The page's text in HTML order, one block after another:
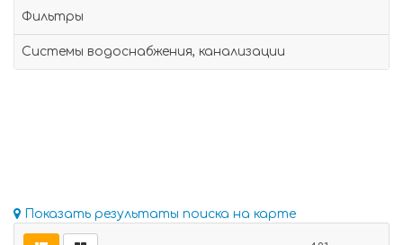
Фильтры
Системы водоснабжения, канализации
Показать результаты поиска на карте